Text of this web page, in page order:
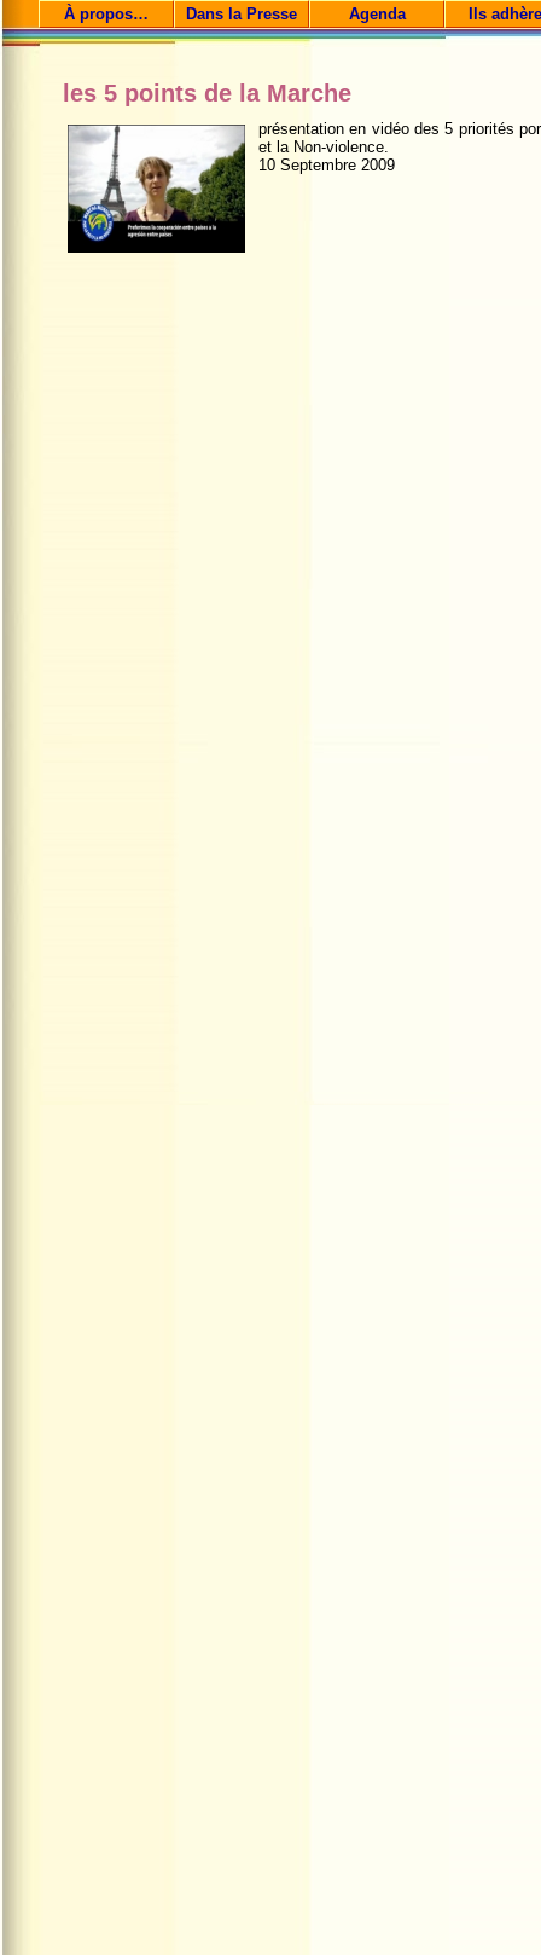
À propos… Dans la Presse Agenda Ils
les 5 points de la Marche
présentation en vidéo des 5 priorités
et la Non-violence.
10 Septembre 2009